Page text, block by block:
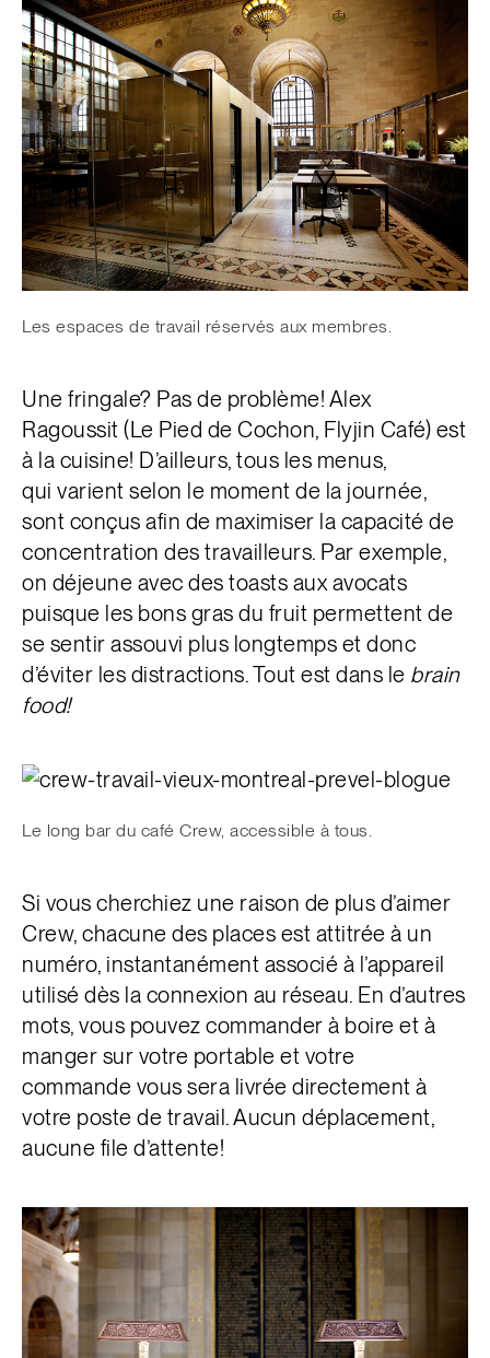
Les espaces de travail réservés aux membres.
Une fringale? Pas de problème! Alex
Ragoussit (Le Pied de Cochon, Flyjin Café) est
à la cuisine! D’ailleurs, tous les menus,
qui varient selon le moment de la journée,
sont conçus afin de maximiser la capacité de
concentration des travailleurs. Par exemple,
on déjeune avec des toasts aux avocats
puisque les bons gras du fruit permettent de
se sentir assouvi plus longtemps et donc
d’éviter les distractions. Tout est dans le brain
food!
Le long bar du café Crew, accessible à tous.
Si vous cherchiez une raison de plus d’aimer
Crew, chacune des places est attitrée à un
numéro, instantanément associé à l’appareil
utilisé dès la connexion au réseau. En d’autres
mots, vous pouvez commander à boire et à
manger sur votre portable et votre
commande vous sera livrée directement à
votre poste de travail. Aucun déplacement,
aucune file d’attente!